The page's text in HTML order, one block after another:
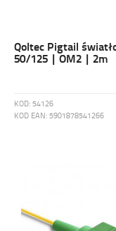
Qoltec Pigtail
50/125 | OM2 | 2m
KOD: 54126
KOD EAN: 5901878541266